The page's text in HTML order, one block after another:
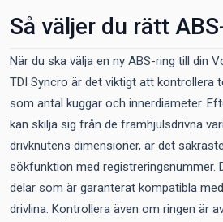
Så väljer du rätt
När du ska välja en ny ABS-ring till din
TDI Syncro är det viktigt att kontrollera
som antal kuggar och innerdiameter.
kan skilja sig från de framhjulsdrivna
drivknutens dimensioner, är det
sökfunktion med registreringsnummer.
delar som är garanterat kompatibla
drivlina. Kontrollera även om ringen är